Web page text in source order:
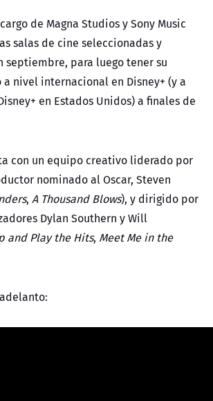
de Magna Studios y Sony Music
salas de cine seleccionadas y
septiembre, para luego tener su
a nivel internacional en Disney+ (y a
en Estados Unidos) a finales de
con un equipo creativo liderado por
nominado al Oscar, Steven
, A Thousand Blows), y dirigido por
Dylan Southern y Will
and Play the Hits, Meet Me in the